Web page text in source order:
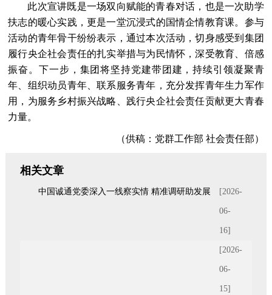
此次宣讲既是一场双向赋能的青春对话，也是一次助学
扶志的暖心实践，更是一堂沉浸式的国情企情教育课。参与
活动的青年骨干纷纷表示，通过本次活动，切身感受到集团
履行央企社会责任的扎实举措与为民情怀，深受教育、倍感
振奋。下一步，集团将坚持党建带团建，持续引领凝聚青
年、组织动员青年、联系服务青年，充分发挥青年生力军作
用，为服务乡村振兴战略、践行央企社会责任贡献更大青春
力量。
（供稿：党群工作部 社会责任部）
相关文章
[2026-
06-
16]
中国诚通党委深入一线察实情 精准调研助发展
[2026-
06-
15]